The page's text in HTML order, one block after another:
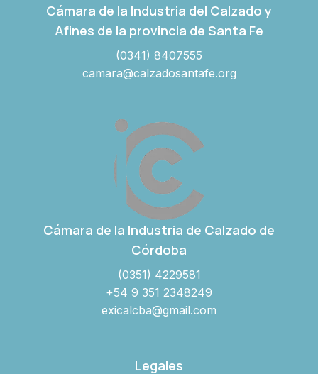
Cámara de la Industria del Calzado y
Afines de la provincia de Santa Fe
(0341) 8407555
camara@calzadosantafe.org
Cámara de la Industria de Calzado de
Córdoba
(0351) 4229581
+54 9 351 2348249
exicalcba@gmail.com
Legales